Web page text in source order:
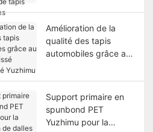
automobiles
Amélioration de la
qualité des tapis
automobiles grâce au
thermocollé Yuzhimu
Support primaire en
spunbond PET
Yuzhimu pour la